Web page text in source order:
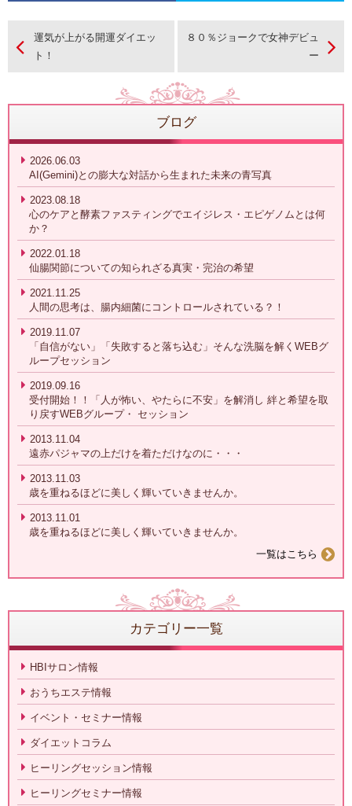
運気が上がる開運ダイエッ
ト！
８０％ジョークで女神デビュ
ー
ブログ
2026.06.03
AI(Gemini)との膨大な対話から生まれた未来の青写真
2023.08.18
心のケアと酵素ファスティングでエイジレス・エピゲノムとは何
か？
2022.01.18
仙腸関節についての知られざる真実・完治の希望
2021.11.25
人間の思考は、腸内細菌にコントロールされている？！
2019.11.07
「自信がない」「失敗すると落ち込む」そんな洗脳を解くWEBグ
ループセッション
2019.09.16
受付開始！！「人が怖い、やたらに不安」を解消し 絆と希望を取
り戻すWEBグループ・ セッション
2013.11.04
遠赤パジャマの上だけを着ただけなのに・・・
2013.11.03
歳を重ねるほどに美しく輝いていきませんか。
2013.11.01
歳を重ねるほどに美しく輝いていきませんか。
一覧はこちら
カテゴリー一覧
HBIサロン情報
おうちエステ情報
イベント・セミナー情報
ダイエットコラム
ヒーリングセッション情報
ヒーリングセミナー情報